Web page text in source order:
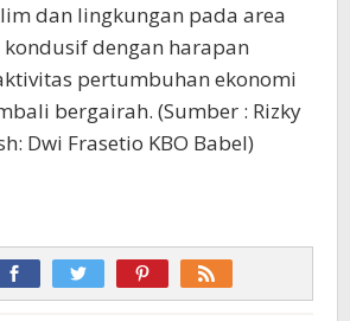
dan lingkungan pada area
dengan harapan
pertumbuhan ekonomi
bergairah. (Sumber : Rizky
Dwi Frasetio KBO Babel)